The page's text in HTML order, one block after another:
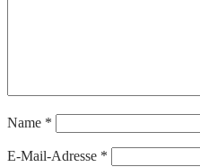
Name *
E-Mail-Adresse *